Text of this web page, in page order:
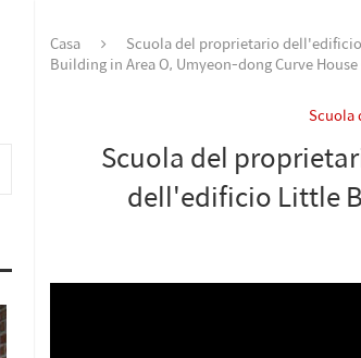
Casa Scuola del proprietario dell'edificio
Building in Area O, Umyeon-dong Curve
Scuola del
dell'edificio Little